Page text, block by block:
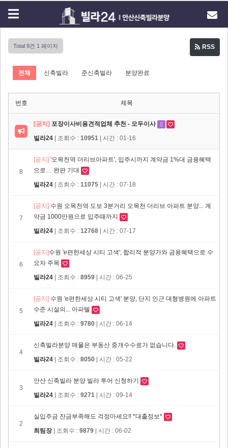
Total 9건 1 페이지 RSS
전체 신축빌라 준신축빌라 분양완료
번호 제목
[공지] 포장이사비용견적업체 추천 - 모두이사
빌라24 | 조회수 : 10951 | 시간 : 01-16
8
[공지] '오목천역 더리브아파트', 입주시까지 계약금 1%대 금융혜택
으로… 완판 기대
빌라24 | 조회수 : 11075 | 시간 : 07-18
7
[공지] 수원 오목천역 도보 3분거리 오목천 더리브 아파트 분양... 계
약금 1000만원으로 입주때까지
빌라24 | 조회수 : 12768 | 시간 : 07-17
6
[공지]​수원 'e편한세상 시티 고색', 합리적 분양가와 금융혜택으로 수
요자 주목
빌라24 | 조회수 : 8959 | 시간 : 06-25
5
[공지] 수원 'e편한세상 시티 고색' 분양, 단지 인근 대형병원에 아파트
수준 시설의... 아파텔
빌라24 | 조회수 : 9780 | 시간 : 06-14
4
신축빌라분양 매물은 부동산 중개수수료가 없습니다.
빌라24 | 조회수 : 8050 | 시간 : 05-22
3
안산 신축빌라 분양 빌라 투어 신청하기
빌라24 | 조회수 : 9271 | 시간 : 09-14
2
실입주금 잔금부족해도 걱정마세요!! *대출정보*
최팀장| 조회수 : 9879 | 시간 : 06-02